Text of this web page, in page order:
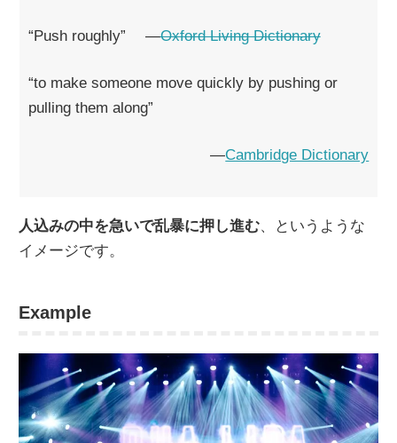
“Push roughly” ―Oxford Living Dictionary
“to make someone move quickly by pushing or
pulling them along”
―Cambridge Dictionary
人込みの中を急いで乱暴に押し進む、というような
イメージです。
Example